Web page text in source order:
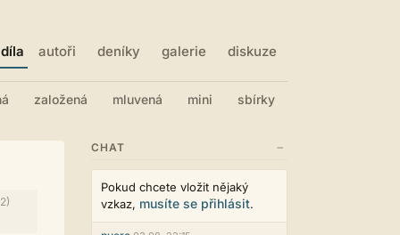
díla autoři deníky galerie diskuze
založená mluvená mini sbírky
CHAT −
Pokud chcete vložit nějaký
vzkaz, musíte se přihlásit.